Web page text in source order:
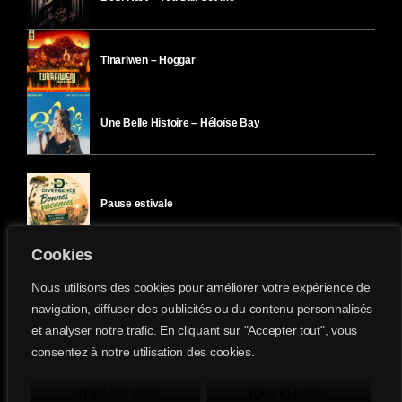
Cookies
Nous utilisons des cookies pour améliorer votre expérience de
navigation, diffuser des publicités ou du contenu personnalisés
et analyser notre trafic. En cliquant sur "Accepter tout", vous
consentez à notre utilisation des cookies.
Tinariwen – Hoggar
Une Belle Histoire – Héloïse Bay
Pause estivale
Ici l’Ombre – mardi 28 juillet